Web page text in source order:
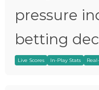
pressure
betting
Live Scores In-Play Stats